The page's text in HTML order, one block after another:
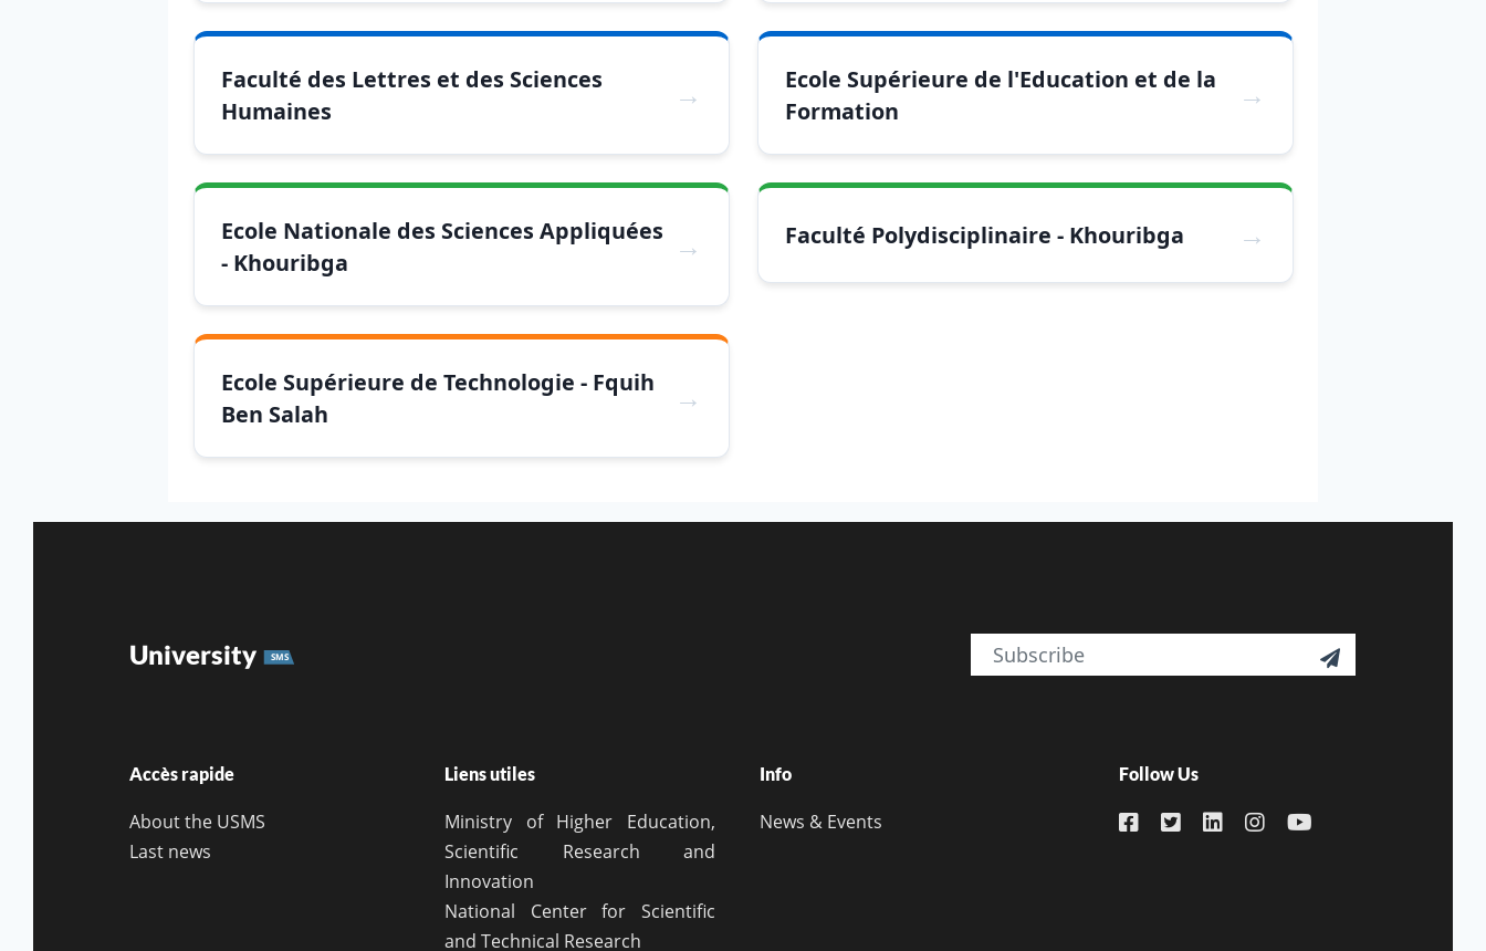
Faculté des Lettres et des Sciences
Humaines
Ecole Supérieure de l'Education et de la
Formation
Ecole Nationale des Sciences Appliquées
- Khouribga
Faculté Polydisciplinaire - Khouribga
Ecole Supérieure de Technologie - Fquih
Ben Salah
University SMS Email 
Accès rapide
About the USMS
Last news
Liens utiles
Ministry of Higher Education,
Scientific Research and
Innovation
National Center for Scientific
and Technical Research
Info
News & Events
Follow Us